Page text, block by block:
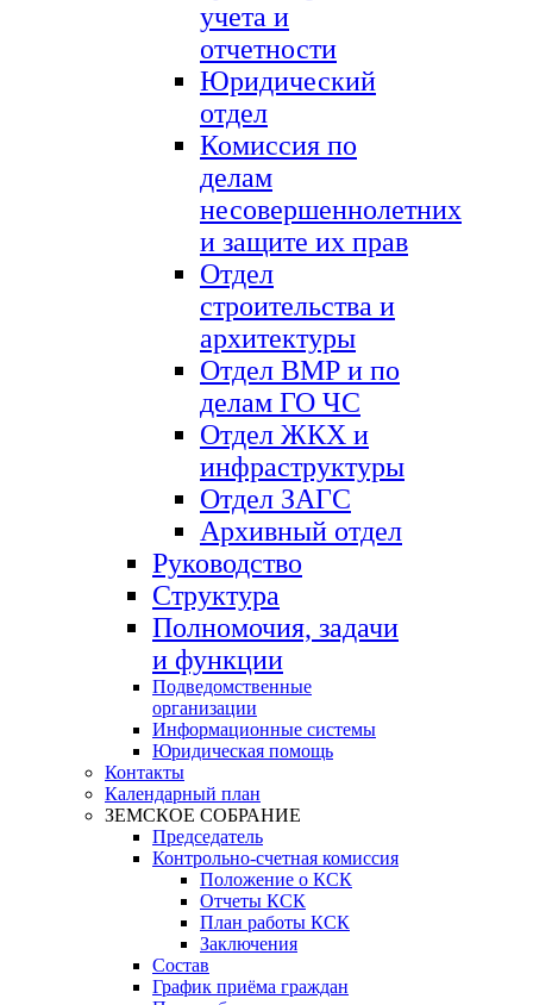
учета и
отчетности
Юридический
отдел
Комиссия по
делам
несовершеннолетних
и защите их прав
Отдел
строительства и
архитектуры
Отдел ВМР и по
делам ГО ЧС
Отдел ЖКХ и
инфраструктуры
Отдел ЗАГС
Архивный отдел
Руководство
Структура
Полномочия, задачи
и функции
Подведомственные
организации
Информационные системы
Юридическая помощь
Контакты
Календарный план
ЗЕМСКОЕ СОБРАНИЕ
Председатель
Контрольно-счетная комиссия
Положение о КСК
Отчеты КСК
План работы КСК
Заключения
Состав
График приёма граждан